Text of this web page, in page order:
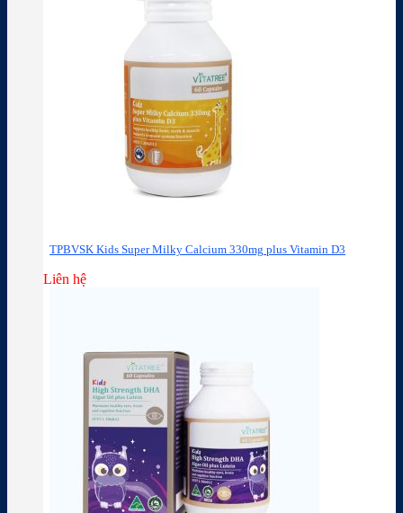
TPBVSK Kids Super Milky Calcium 330mg plus Vitamin D3
Liên hệ